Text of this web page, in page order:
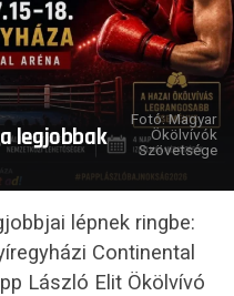
legjobbak
Fotó: Magyar
Ökölvívók
Szövetsége
lépnek ringbe:
Continental
László Elit Ökölvívó